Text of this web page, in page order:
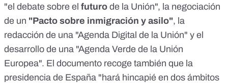
"el debate sobre el futuro de la Unión", la negociación
de un "Pacto sobre inmigración y asilo", la
redacción de una "Agenda Digital de la Unión" y el
desarrollo de una "Agenda Verde de la Unión
Europea". El documento recoge también que la
presidencia de España "hará hincapié en dos ámbitos